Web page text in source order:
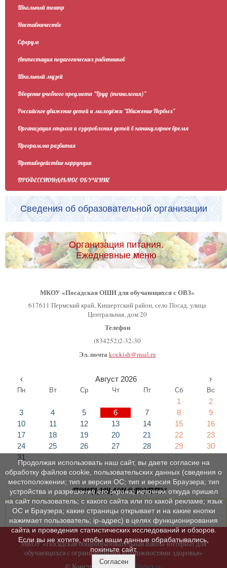
Школьный театр
Наставничество
Сферум
Аттестация педагогических работников
Школьный музей
Введение учебного предмета "Труд (технология)"
Российское движение детей и молодёжи "Движение Первых"
Организация отдыха и оздоровления детей в каникулярное время
Программа развития
Противодействие коррупции
ПРОФЕССИОНАЛЬНОЕ ОБУЧЕНИЕ
Сведения об образовательной организации
Организация питания.
Ежедневные меню
МКОУ «Посадская ОШИ для обучающихся с ОВЗ»
617611 Пермский край, Кишертский район, село Посад, улица
Центральная, дом 20
Телефон
(834252)2-32-30
Эл. почта kor.kish@mail.ru
‹ Август 2026 ›
Пн Вт Ср Чт Пт Сб Вс
1
2
3
4 5 6 7 8
9
10
11 12 13 14 15
16
17
18 19 20 21 22
23
24
25 26 27 28 29
30
31
ПРИГЛАШАЕМ В ГРУППУ!
МКОУ «Посадская общеобразовательная школа-интернат для
обучающихся с ограниченными возможностями здоровья»
© Конструктор сайтов Nubex.ru
Продолжая использовать наш сайт, вы даете согласие на
обработку файлов cookie, пользовательских данных (сведения о
местоположении; тип и версия ОС; тип и версия Браузера; тип
устройства и разрешение его экрана; источник откуда пришел
на сайт пользователь; с какого сайта или по какой рекламе; язык
ОС и Браузера; какие страницы открывает и на какие кнопки
нажимает пользователь; ip-адрес) в целях функционирования
сайта и проведения статистических исследований и обзоров.
Если вы не хотите, чтобы ваши данные обрабатывались,
покиньте сайт.
Согласен